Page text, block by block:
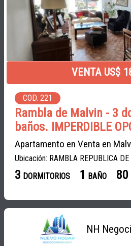
VENTA US$
COD. 221
Rambla de Malvin - 3
baños. IMPERDIBLE
Apartamento en Venta en
Ubicación: RAMBLA REPUBLICA
3 DORMITORIOS 1 BAÑO 80
NH